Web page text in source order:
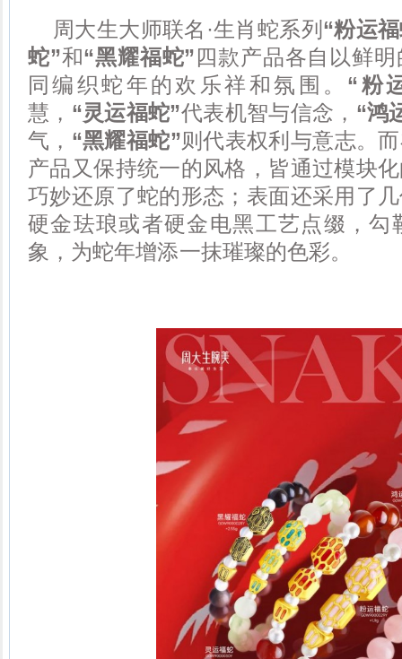
周大生大师联名·生肖蛇系列 “粉运
蛇”和“黑耀福蛇”四款产品各自以鲜
同编织蛇年的欢乐祥和氛围。 “粉
慧， “灵运福蛇”代表机智与信念， “鸿
气， “黑耀福蛇”则代表权利与意志。
产品又保持统一的风格，皆通过模块
巧妙还原了蛇的形态；表面还采用了
硬金珐琅或者硬金电黑工艺点缀，勾
象，为蛇年增添一抹璀璨的色彩。